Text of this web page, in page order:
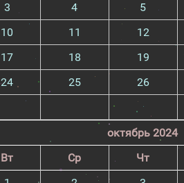
3 4 5
10 11 12
17 18 19
24 25 26
октябрь 2024
Вт Ср Чт